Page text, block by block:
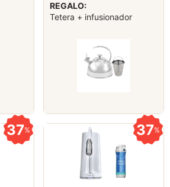
REGALO:
Tetera + infusionador
37% 37%